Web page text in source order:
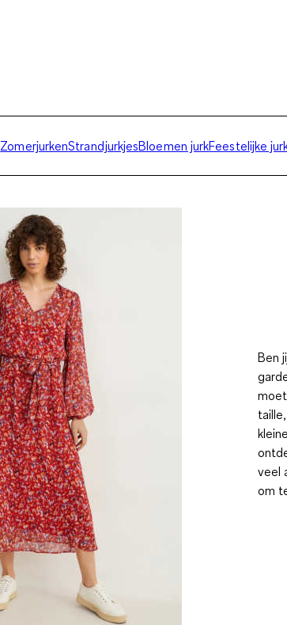
ZomerjurkenStrandjurkjesBloemen jurkFeestelijke
Ben
veel
om